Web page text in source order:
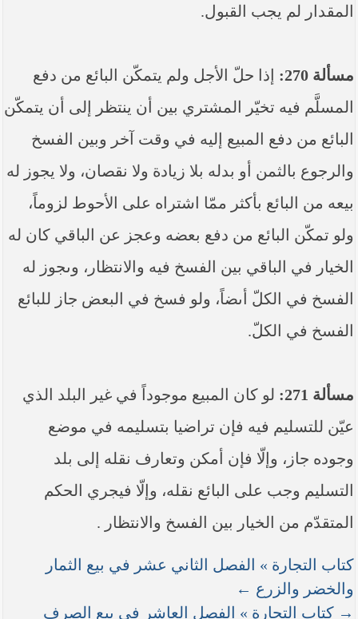
المقدار لم ‏يجب القبول.
مسألة 270:
إذا حلّ الأجل ولم ‏يتمكّن البائع من دفع
المسلَّم فيه تخيّر المشتري بين أن ينتظر إلى أن يتمكّن
البائع من دفع المبيع إليه في وقت آخر وبين الفسخ
والرجوع بالثمن أو بدله بلا زيادة ولا نقصان، ولا يجوز له
بيعه من البائع بأكثر ممّا اشتراه على الأحوط لزوماً،
ولو تمكّن البائع من دفع بعضه وعجز عن الباقي كان له
الخيار في الباقي بين الفسخ فيه والانتظار، وىجوز له
الفسخ في الكلّ أىضاً، ولو فسخ في البعض جاز للبائع
الفسخ في الكلّ.
مسألة 271:
لو كان المبيع موجوداً في غير البلد الذي
عيّن للتسليم فيه فإن تراضيا بتسليمه في موضع
وجوده جاز، وإلّا فإن أمكن وتعارف نقله إلى بلد
التسليم وجب على البائع نقله، وإلّا فيجري الحكم
المتقدّم من الخيار بين الفسخ والانتظار .
كتاب التجارة » الفصل الثاني عشر في بيع الثمار
والخضر والزرع ←
→ كتاب التجارة » الفصل العاشر في بيع الصرف